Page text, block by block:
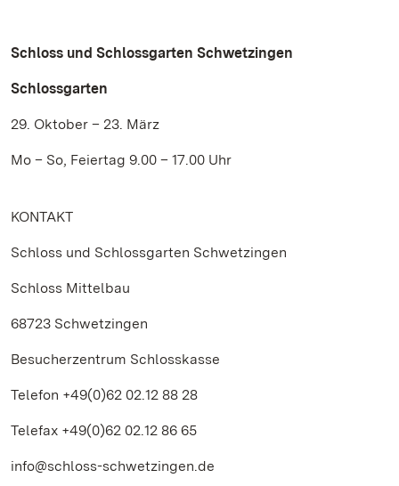
Schloss und Schlossgarten Schwetzingen
Schlossgarten
29. Oktober – 23. März
Mo – So, Feiertag 9.00 – 17.00 Uhr
KONTAKT
Schloss und Schlossgarten Schwetzingen
Schloss Mittelbau
68723 Schwetzingen
Besucherzentrum Schlosskasse
Telefon +49(0)62 02.12 88 28
Telefax +49(0)62 02.12 86 65
info@schloss-schwetzingen.de